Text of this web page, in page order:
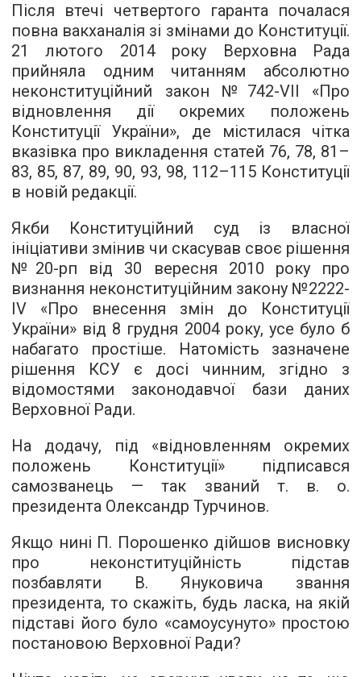
Після втечі четвертого гаранта почалася
повна вакханалія зі змінами до Конституції.
21 лютого 2014 року Верховна Рада
прийняла одним читанням абсолютно
неконституційний закон №742-VII «Про
відновлення дії окремих положень
Конституції України», де містилася чітка
вказівка про викладення статей 76, 78, 81–
83, 85, 87, 89, 90, 93, 98, 112–115 Конституції
в новій редакції.
Якби Конституційний суд із власної
ініціативи змінив чи скасував своє рішення
№20-рп від 30 вересня 2010 року про
визнання неконституційним закону №2222-
IV «Про внесення змін до Конституції
України» від 8 грудня 2004 року, усе було б
набагато простіше. Натомість зазначене
рішення КСУ є досі чинним, згідно з
відомостями законодавчої бази даних
Верховної Ради.
На додачу, під «відновленням окремих
положень Конституції» підписався
самозванець — так званий т. в. о.
президента Олександр Турчинов.
Якщо нині П. Порошенко дійшов висновку
про неконституційність підстав
позбавляти В. Януковича звання
президента, то скажіть, будь ласка, на якій
підставі його було «самоусунуто» простою
постановою Верховної Ради?